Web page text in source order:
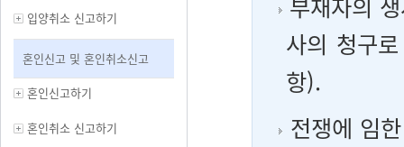
입양취소 신고하기
혼인신고 및 혼인취소신고
혼인신고하기
혼인취소 신고하기
부재자의
사의 청구
항).
전쟁에 임